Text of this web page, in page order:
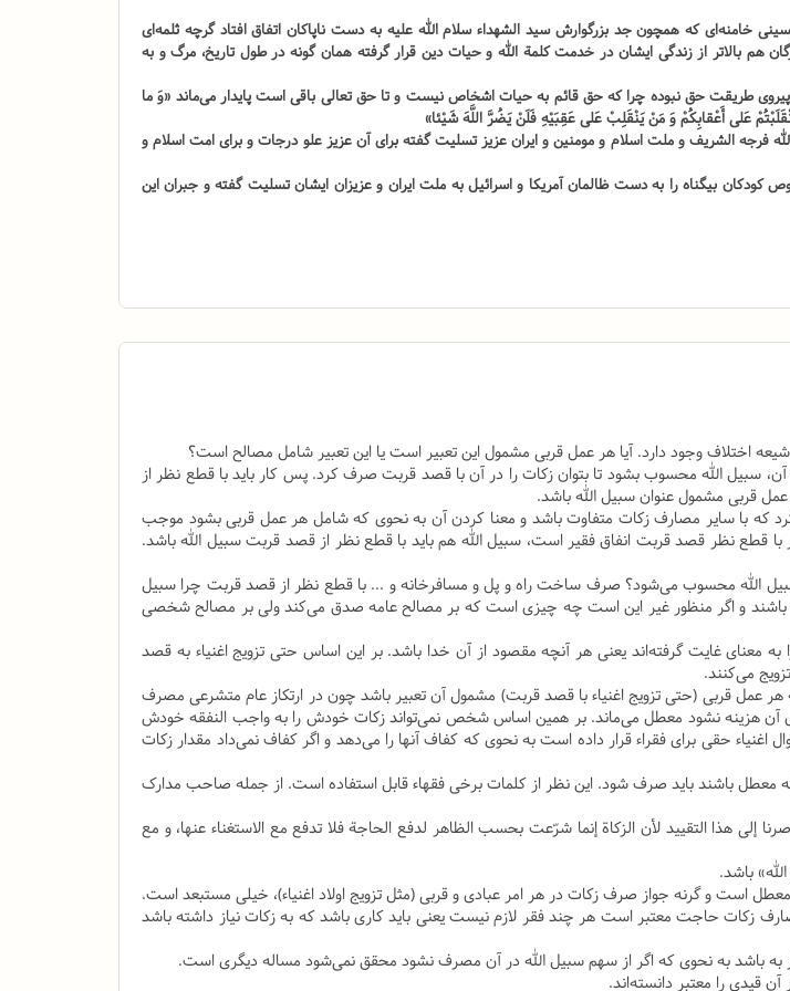
خامنه‌ای که همچون جد بزرگوارش سید الشهداء سلام الله علیه به دست ناپاکان اتفاق افتاد گرچه ثلمه‌ای
هم بالاتر از زندگی ایشان در خدمت کلمة الله و حیات دین قرار گرفته همان گونه در طول تاریخ، مرگ و به
پیروی طریقت حق نبوده چرا که حق قائم به حیات اشخاص نیست و تا حق تعالی باقی است پایدار می‌ماند «وَ ما
عَلى‌ أَعْقابِكُمْ وَ مَنْ يَنْقَلِبْ عَلى‌ عَقِبَيْهِ فَلَنْ يَضُرَّ اللَّهَ شَيْئا»
فرجه الشریف و ملت اسلام و مومنین و ایران عزیز تسلیت گفته برای آن عزیز علو درجات و برای امت اسلام و
بیگناه را به دست ظالمان آمریکا و اسرائیل به ملت ایران و عزیزان ایشان تسلیت گفته و جبران این
اختلاف وجود دارد. آیا هر عمل قربی مشمول این تعبیر است یا این تعبیر شامل مصالح است؟
سبیل الله محسوب بشود تا بتوان زکات را در آن با قصد قربت صرف کرد. پس کار باید با قطع نظر از
قربی مشمول عنوان سبیل الله باشد.
که با سایر مصارف زکات متفاوت باشد و معنا کردن آن به نحوی که شامل هر عمل قربی بشود موجب
با قطع نظر قصد قربت انفاق فقیر است، سبیل الله هم باید با قطع نظر از قصد قربت سبیل الله باشد.
الله محسوب می‌شود؟ صرف ساخت راه و پل و مسافرخانه و ... با قطع نظر از قصد قربت چرا سبیل
و اگر منظور غیر این است چه چیزی است که بر مصالح عامه صدق می‌کند ولی بر مصالح شخصی
معنای غایت گرفته‌اند یعنی هر آنچه مقصود از آن خدا باشد. بر این اساس حتی تزویج اغنیاء به قصد
می‌کنند.
هر عمل قربی (حتی تزویج اغنیاء با قصد قربت) مشمول آن تعبیر باشد چون در ارتکاز عام متشرعی مصرف
آن هزینه نشود معطل می‌ماند. بر همین اساس شخص نمی‌تواند زکات خودش را به واجب النفقه خودش
حقی برای فقراء قرار داده است به نحوی که کفاف آنها را می‌دهد و اگر کفاف نمی‌داد مقدار زکات
معطل باشند باید صرف شود. این نظر از کلمات برخی فقهاء قابل استفاده است. از جمله صاحب مدارک
إلى هذا التقييد لأن الزكاة إنما شرّعت بحسب الظاهر لدفع الحاجة فلا تدفع مع الاستغناء عنها، و مع
باشد.
است و گرنه جواز صرف زکات در هر امر عبادی و قربی (مثل تزویج اولاد اغنیاء)، خیلی مستبعد است.
زکات حاجت معتبر است هر چند فقر لازم نیست یعنی باید کاری باشد که به زکات نیاز داشته باشد
باشد به نحوی که اگر از سهم سبیل الله در آن مصرف نشود محقق نمی‌شود مساله دیگری است.
قیدی را معتبر دانسته‌اند.